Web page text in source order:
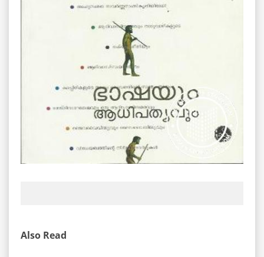
Also Read